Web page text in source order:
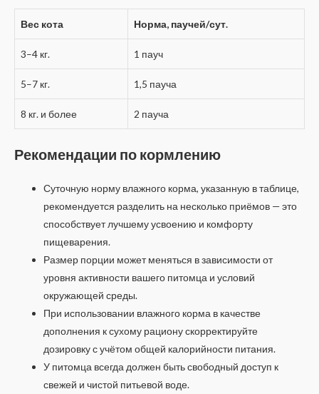
Вес кота Норма, паучей/сут.
3–4 кг. 1 пауч
5–7 кг. 1,5 пауча
8 кг. и более 2 пауча
Рекомендации по кормлению
Суточную норму влажного корма, указанную в таблице,
рекомендуется разделить на несколько приёмов — это
способствует лучшему усвоению и комфорту
пищеварения.
Размер порции может меняться в зависимости от
уровня активности вашего питомца и условий
окружающей среды.
При использовании влажного корма в качестве
дополнения к сухому рациону скорректируйте
дозировку с учётом общей калорийности питания.
У питомца всегда должен быть свободный доступ к
свежей и чистой питьевой воде.